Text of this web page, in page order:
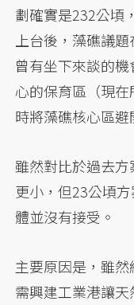
劃確實是232公頃
上台後，藻礁議
曾有坐下來談的
心的保育區（現
時將藻礁核心區
雖然對比於過去
更小，但23公頃
體並沒有接受。
主要原因是，雖
需興建工業港讓